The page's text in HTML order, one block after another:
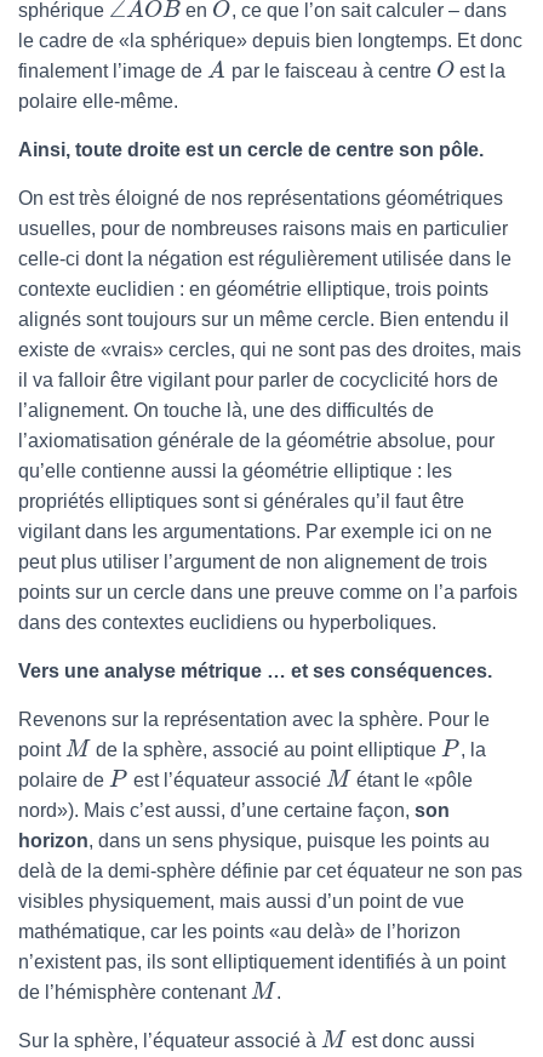
sphérique ∠AOB en O, ce que l’on sait calculer – dans
le cadre de «la sphérique» depuis bien longtemps. Et donc
finalement l’image de A par le faisceau à centre O est la
polaire elle-même.
Ainsi, toute droite est un cercle de centre son pôle.
On est très éloigné de nos représentations géométriques
usuelles, pour de nombreuses raisons mais en particulier
celle-ci dont la négation est régulièrement utilisée dans le
contexte euclidien : en géométrie elliptique, trois points
alignés sont toujours sur un même cercle. Bien entendu il
existe de «vrais» cercles, qui ne sont pas des droites, mais
il va falloir être vigilant pour parler de cocyclicité hors de
l’alignement. On touche là, une des difficultés de
l’axiomatisation générale de la géométrie absolue, pour
qu’elle contienne aussi la géométrie elliptique : les
propriétés elliptiques sont si générales qu’il faut être
vigilant dans les argumentations. Par exemple ici on ne
peut plus utiliser l’argument de non alignement de trois
points sur un cercle dans une preuve comme on l’a parfois
dans des contextes euclidiens ou hyperboliques.
Vers une analyse métrique … et ses conséquences.
Revenons sur la représentation avec la sphère. Pour le
pointM de la sphère, associé au point elliptique P , la
polaire de P est l’équateur associé M étant le «pôle
nord»). Mais c’est aussi, d’une certaine façon, son
horizon, dans un sens physique, puisque les points au
delà de la demi-sphère définie par cet équateur ne son pas
visibles physiquement, mais aussi d’un point de vue
mathématique, car les points «au delà» de l’horizon
n’existent pas, ils sont elliptiquement identifiés à un point
de l’hémisphère contenantM .
Sur la sphère, l’équateur associé à M est donc aussi